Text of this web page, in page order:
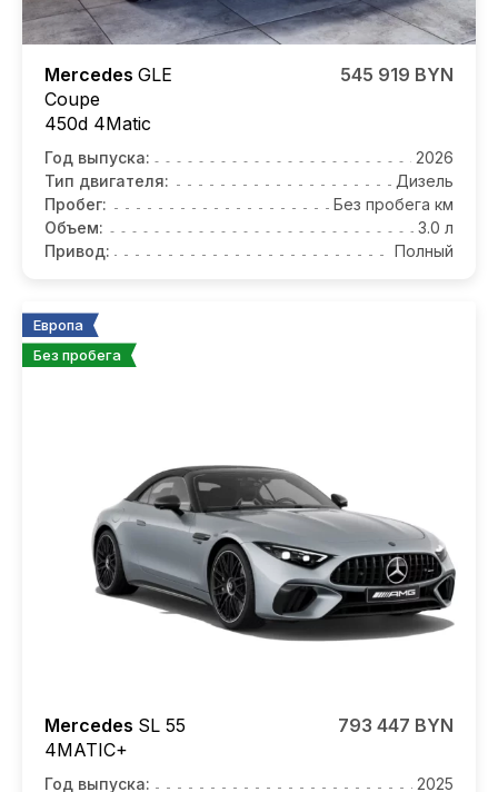
Mercedes GLE
Coupe
450d 4Matic
545 919 BYN
Год выпуска:
2026
Тип двигателя:
Дизель
Пробег:
Без пробега км
Объем:
3.0 л
Привод:
Полный
Европа
Без пробега
Mercedes SL 55
4MATIC+
793 447 BYN
Год выпуска: 2025